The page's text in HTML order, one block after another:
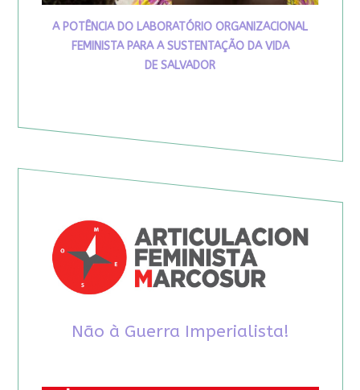
A POTÊNCIA DO LABORATÓRIO ORGANIZACIONAL
FEMINISTA PARA A SUSTENTAÇÃO DA VIDA
DE SALVADOR
Não à Guerra Imperialista!